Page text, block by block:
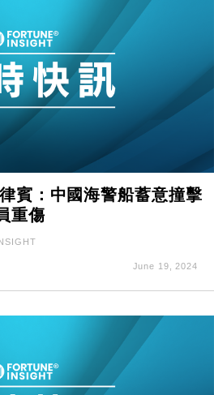
賓：中國海警船蓄意撞擊
重傷
June 19, 2024